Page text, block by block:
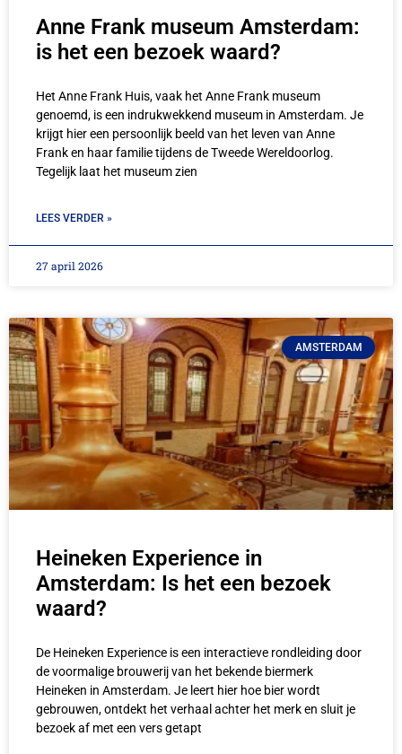
Anne Frank museum Amsterdam:
is het een bezoek waard?
Het Anne Frank Huis, vaak het Anne Frank museum
genoemd, is een indrukwekkend museum in Amsterdam. Je
krijgt hier een persoonlijk beeld van het leven van Anne
Frank en haar familie tijdens de Tweede Wereldoorlog.
Tegelijk laat het museum zien
LEES VERDER »
27 april 2026
AMSTERDAM
Heineken Experience in
Amsterdam: Is het een bezoek
waard?
De Heineken Experience is een interactieve rondleiding door
de voormalige brouwerij van het bekende biermerk
Heineken in Amsterdam. Je leert hier hoe bier wordt
gebrouwen, ontdekt het verhaal achter het merk en sluit je
bezoek af met een vers getapt